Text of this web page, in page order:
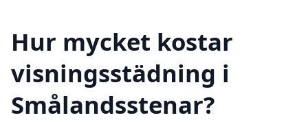
Hur mycket kostar
visningsstädning i
Smålandsstenar?